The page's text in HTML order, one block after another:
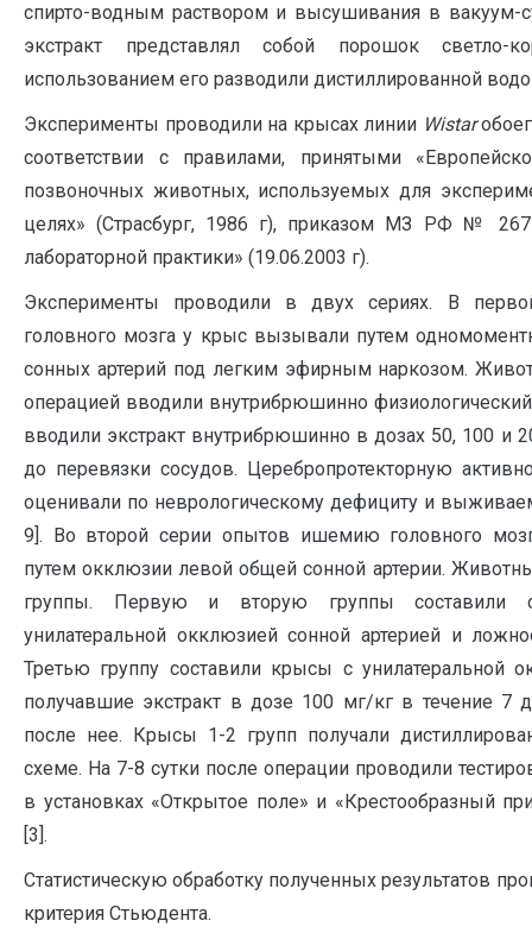
спирто-водным раствором и высушивания в
экстракт представлял собой порошок светло-
использованием его разводили дистиллированной
Эксперименты проводили на крысах линии Wistar
соответствии с правилами, принятыми
позвоночных животных, используемых для
целях» (Страсбург, 1986 г), приказом МЗ РФ №
лабораторной практики» (19.06.2003 г).
Эксперименты проводили в двух сериях. В
головного мозга у крыс вызывали путем
сонных артерий под легким эфирным наркозом.
операцией вводили внутрибрюшинно
вводили экстракт внутрибрюшинно в дозах 50, 100 и
до перевязки сосудов. Церебропротекторную
оценивали по неврологическому дефициту и
9]. Во второй серии опытов ишемию головного
путем окклюзии левой общей сонной артерии.
группы. Первую и вторую группы составили
унилатеральной окклюзией сонной артерией и
Третью группу составили крысы с унилатеральной
получавшие экстракт в дозе 100 мг/кг в течение 7
после нее. Крысы 1-2 групп получали
схеме. На 7-8 сутки после операции проводили
в установках «Открытое поле» и «Крестообразный
[3].
Статистическую обработку полученных результатов
критерия Стьюдента.